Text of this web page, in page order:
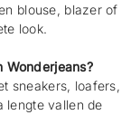
blouse, blazer of
look.
Wonderjeans?
sneakers, loafers,
lengte vallen de